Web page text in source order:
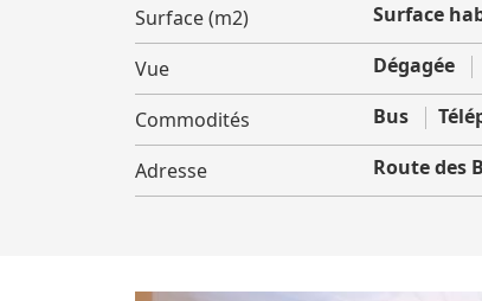
Surface (m2)
Surface
Vue Dégagée
Commodités Bus
Adresse Route des